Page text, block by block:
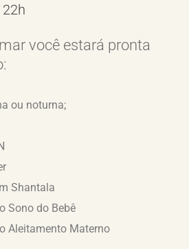
você estará pronta
ou noturna;
Shantala
Sono do Bebê
Aleitamento Materno